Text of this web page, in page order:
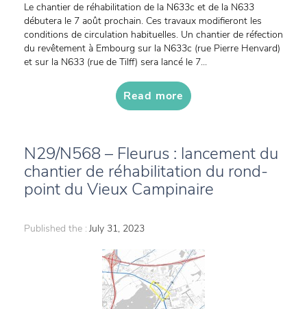
Le chantier de réhabilitation de la N633c et de la N633
débutera le 7 août prochain. Ces travaux modifieront les
conditions de circulation habituelles. Un chantier de réfection
du revêtement à Embourg sur la N633c (rue Pierre Henvard)
et sur la N633 (rue de Tilff) sera lancé le 7...
Read more
N29/N568 – Fleurus : lancement du
chantier de réhabilitation du rond-
point du Vieux Campinaire
Published the : July 31, 2023